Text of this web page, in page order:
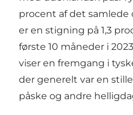
procent af det
er en stigning på 1,3
første 10 måneder i
viser en fremgang i
der generelt var en
påske og andre